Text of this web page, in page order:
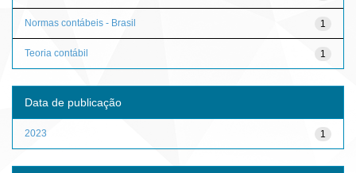
1
Normas contábeis - Brasil
1
Teoria contábil
Data de publicação
1
2023